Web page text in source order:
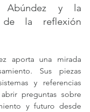
Abúndez y la
de la reflexión
aporta una mirada
Sus piezas
y referencias
preguntas sobre
y futuro desde